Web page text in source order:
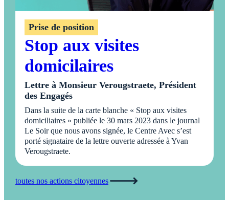
Prise de position
Stop aux visites
domicilaires
Lettre à Monsieur Verougstraete, Président
des Engagés
Dans la suite de la carte blanche « Stop aux visites
domiciliaires » publiée le 30 mars 2023 dans le journal
Le Soir que nous avons signée, le Centre Avec s’est
porté signataire de la lettre ouverte adressée à Yvan
Verougstraete.
toutes nos actions citoyennes